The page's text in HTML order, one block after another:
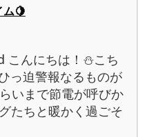
ム🍋
こんにちは！⛄️こち
っ迫警報なるものが
いまで節電が呼びか
たちと暖かく過ごそ